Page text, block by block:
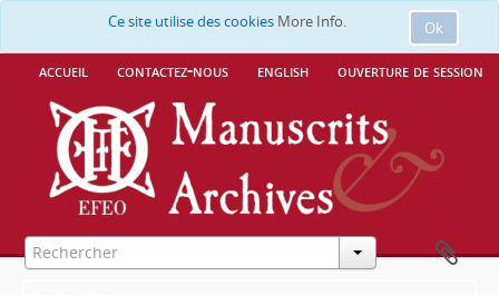
Ok
Ce site utilise des cookies More Info.
accueil contactez-nous english ouverture de session